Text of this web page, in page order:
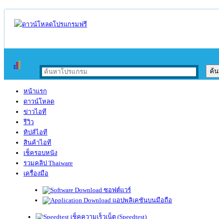
หน้าแรก
ดาวน์โหลด
ข่าวไอที
รีวิว
ทิปส์ไอที
สินค้าไอที
เช็ครอบหนัง
รวมคลิป Thaiware
เครื่องมือ
ซอฟต์แวร์
แอปพลิเคชันบนมือถือ
เช็คความเร็วเน็ต (Speedtest)